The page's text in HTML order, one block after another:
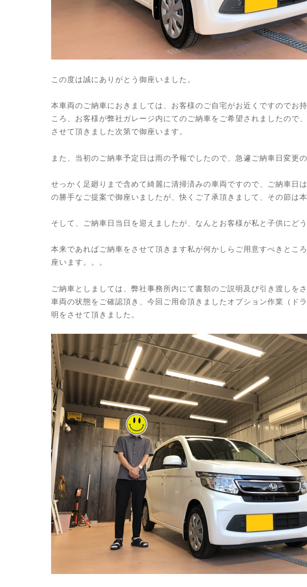
この度は誠にありがとう御座いました。
本車両のご納車におきましては、お客様のご自宅がお近くですのでお
ころ、お客様が弊社ガレージ内にてのご納車をご希望されましたので
させて頂きました次第で御座います。
また、当初のご納車予定日は雨の予報でしたので、急遽ご納車日変更
せっかく足廻りまで含めて綺麗に清掃済みの車両ですので、ご納車日
の勝手なご提案で御座いましたが、快くご了承頂きまして、その節は
そして、ご納車日当日を迎えましたが、なんとお客様が私と子供にど
本来であればご納車をさせて頂きます私が何かしらご用意すべきとこ
座います。。。
ご納車としましては、弊社事務所内にて書類のご説明及び引き渡しを
車両の状態をご確認頂き、今回ご用命頂きましたオプション作業（ド
明をさせて頂きました。